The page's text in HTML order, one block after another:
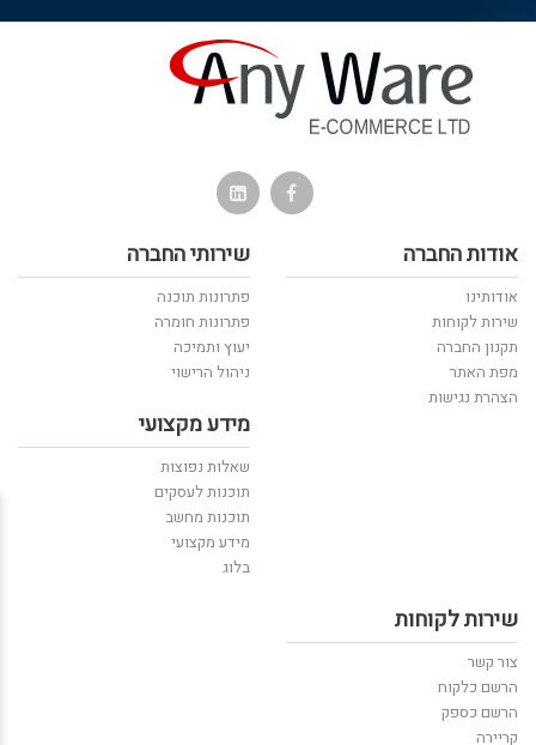
אודות החברה
אודותינו
שירות לקוחות
תקנון החברה
מפת האתר
הצהרת נגישות
שירותי החברה
פתרונות תוכנה
פתרונות חומרה
יעוץ ותמיכה
ניהול הרישוי
מידע מקצועי
שאלות נפוצות
תוכנות לעסקים
תוכנות מחשב
מידע מקצועי
בלוג
שירות לקוחות
צור קשר
הרשם כלקוח
הרשם כספק
קריירה